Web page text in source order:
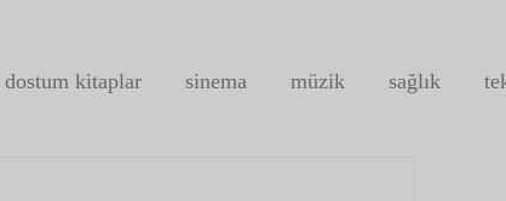
dostum kitaplar sinema müzik sağlık